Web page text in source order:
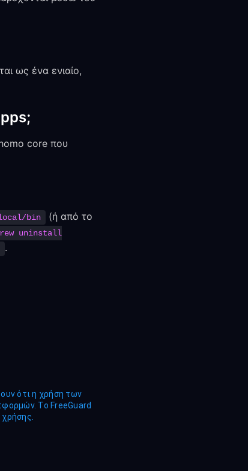
ως ένα ενιαίο,
core που
bin
(ή από το
uninstall
.
ότι η χρήση των
Το FreeGuard